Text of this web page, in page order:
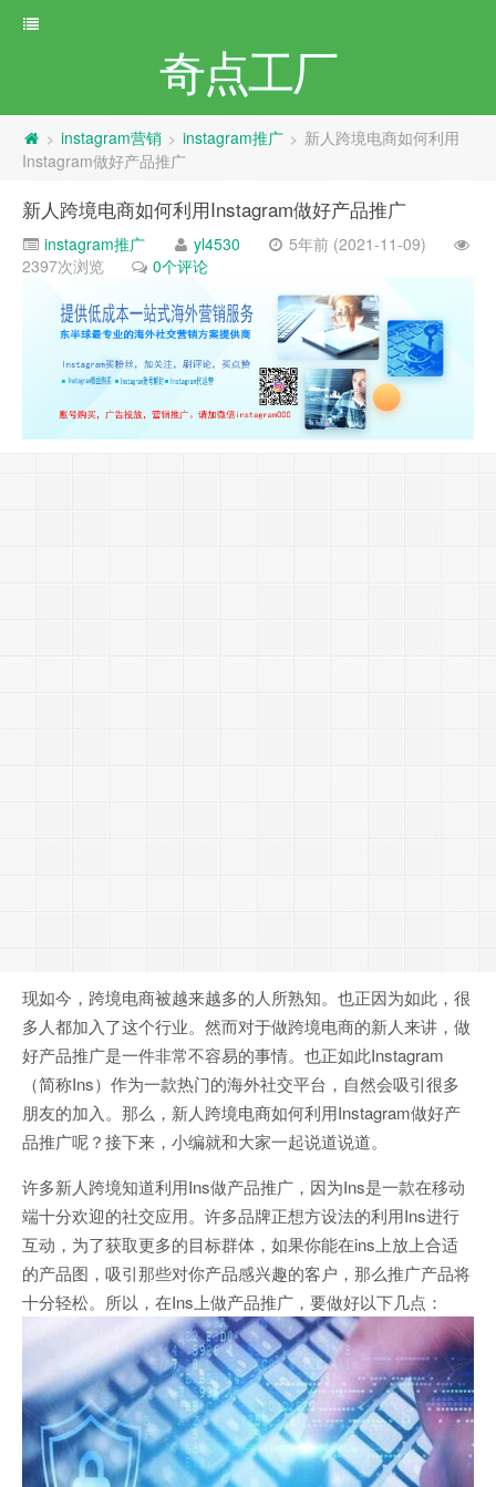
奇点工厂
> instagram营销 > instagram推广 > 新人跨境电商如何利用
Instagram做好产品推广
新人跨境电商如何利用Instagram做好产品推广
instagram推广 yl4530
5年前 (2021-11-09)
2397次浏览
0个评论
现如今，跨境电商被越来越多的人所熟知。也正因为如此，很
多人都加入了这个行业。然而对于做跨境电商的新人来讲，做
好产品推广是一件非常不容易的事情。也正如此Instagram
（简称Ins）作为一款热门的海外社交平台，自然会吸引很多
朋友的加入。那么，新人跨境电商如何利用Instagram做好产
品推广呢？接下来，小编就和大家一起说道说道。
许多新人跨境知道利用Ins做产品推广，因为Ins是一款在移动
端十分欢迎的社交应用。许多品牌正想方设法的利用Ins进行
互动，为了获取更多的目标群体，如果你能在ins上放上合适
的产品图，吸引那些对你产品感兴趣的客户，那么推广产品将
十分轻松。所以，在Ins上做产品推广，要做好以下几点：